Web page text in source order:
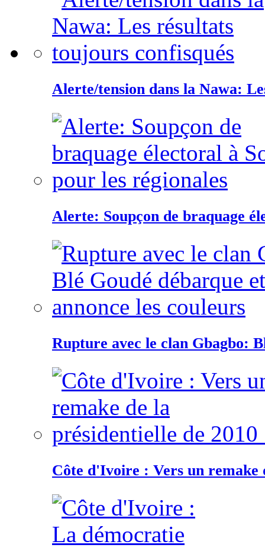
Alerte/tension dans la Nawa:
Alerte: Soupçon de braquage
Rupture avec le clan Gbagbo:
Côte d'Ivoire : Vers un remake